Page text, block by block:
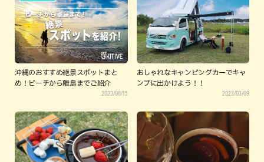
沖縄のおすすめ絶景スポットまと
め！ビーチから離島までご紹介
2023/08/15
おしゃれなキャンピングカーでキャ
ンプに出かけよう！！
2023/03/09